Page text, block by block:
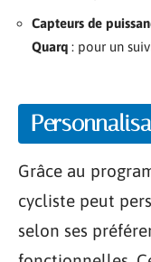
Capteurs de
Quarq : pour un
Grâce au
cycliste peut
selon ses